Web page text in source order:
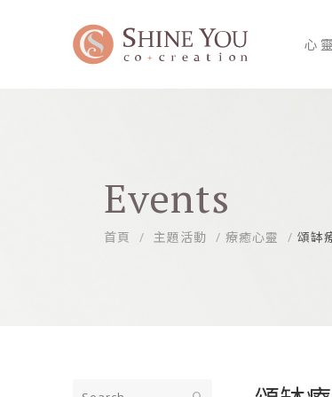
心
Events
首頁 主題活動 療癒心靈 頌缽